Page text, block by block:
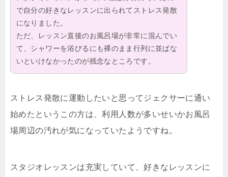
で自分の好きなレッスンに出られてストレス発散
になりました。
ただ、レッスン直後のお風呂場が非常に混んでい
て、シャワーを浴びるにも裸のまま行列に並ばな
いといけなかったのが残念なところです。
ストレス発散に運動したいと思ってジェクサーに通い
始めたというこの方は、利用人数が多いせいかお風呂
場周辺の汚れが気になっていたようですね。
スタジオレッスンは充実していて、好きなレッスンに